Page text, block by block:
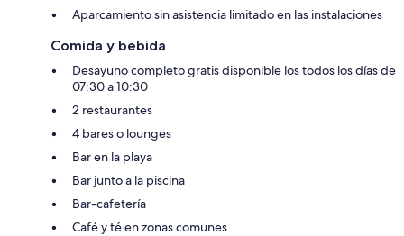
Aparcamiento sin asistencia limitado en las instalaciones
Comida y bebida
Desayuno completo gratis disponible los todos los días de
07:30 a 10:30
2 restaurantes
4 bares o lounges
Bar en la playa
Bar junto a la piscina
Bar-cafetería
Café y té en zonas comunes